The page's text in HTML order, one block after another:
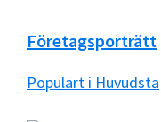
Företagsporträtt
Populärt i Huvudsta